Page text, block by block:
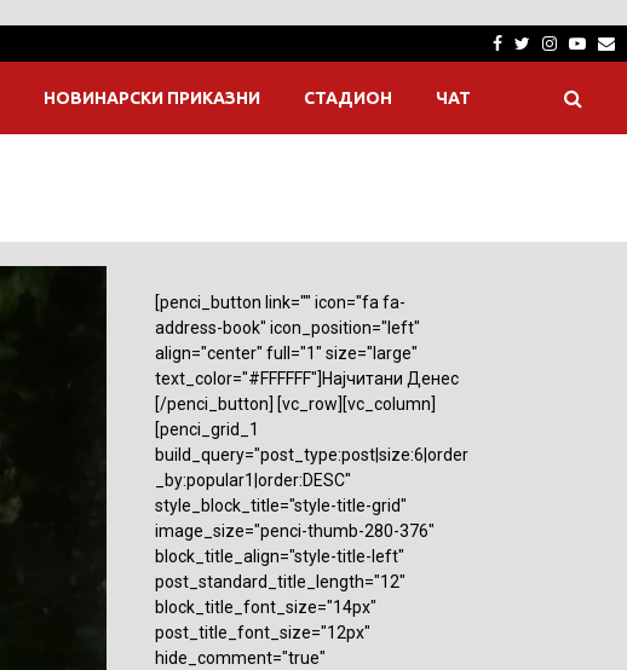
Facebook
Twitter
НОВИНАРСКИ ПРИКАЗНИ СТАДИОН ЧАТ
[penci_button link="" icon="fa fa-
address-book" icon_position="left"
align="center" full="1" size="large"
text_color="#FFFFFF"]Најчитани Денес
[/penci_button] [vc_row][vc_column]
[penci_grid_1
build_query="post_type:post|size:6|order
_by:popular1|order:DESC"
style_block_title="style-title-grid"
image_size="penci-thumb-280-376"
block_title_align="style-title-left"
post_standard_title_length="12"
block_title_font_size="14px"
post_title_font_size="12px"
hide_comment="true"